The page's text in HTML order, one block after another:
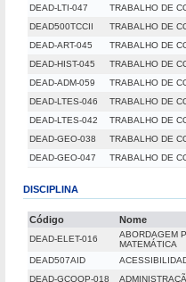
DEAD-LTI-047
TRABALHO DE
DEAD500TCCII
TRABALHO DE
DEAD-ART-045
TRABALHO DE
DEAD-HIST-045
TRABALHO DE
DEAD-ADM-059
TRABALHO DE
DEAD-LTES-046
TRABALHO DE
DEAD-LTES-042
TRABALHO DE
DEAD-GEO-038
TRABALHO DE
DEAD-GEO-047
TRABALHO DE
DISCIPLINA
Código Nome
DEAD-ELET-016
ABORDAGEM
MATEMÁTICA
DEAD507AID
DEAD-GCOOP-018